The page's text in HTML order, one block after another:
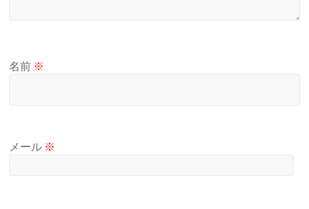
名前 ※
メール ※